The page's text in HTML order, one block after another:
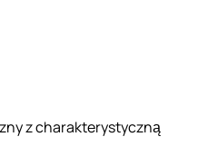
z charakterystyczną